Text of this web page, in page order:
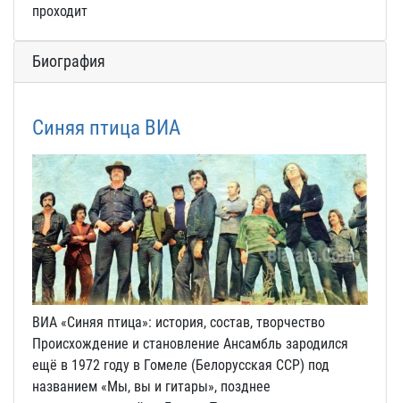
проходит
Биография
Синяя птица ВИА
ВИА «Синяя птица»: история, состав, творчество
Происхождение и становление Ансамбль зародился
ещё в 1972 году в Гомеле (Белорусская ССР) под
названием «Мы, вы и гитары», позднее